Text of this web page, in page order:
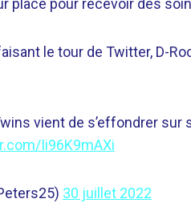
place pour recevoir des
le tour de Twitter, D-
vient de s’effondrer sur
Ii96K9mAXi
30 juillet 2022